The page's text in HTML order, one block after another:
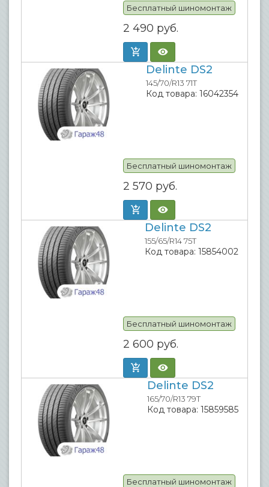
Бесплатный шиномонтаж
2 490 руб.
Delinte DS2
145/70/R13 71T
Код товара: 16042354
Бесплатный шиномонтаж
2 570 руб.
Delinte DS2
155/65/R14 75T
Код товара: 15854002
Бесплатный шиномонтаж
2 600 руб.
Delinte DS2
165/70/R13 79T
Код товара: 15859585
Бесплатный шиномонтаж